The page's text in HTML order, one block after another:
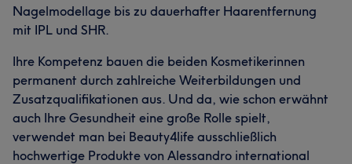
Nagelmodellage bis zu dauerhafter Haarentfernung
mit IPL und SHR.
Ihre Kompetenz bauen die beiden Kosmetikerinnen
permanent durch zahlreiche Weiterbildungen und
Zusatzqualifikationen aus. Und da, wie schon erwähnt
auch Ihre Gesundheit eine große Rolle spielt,
verwendet man bei Beauty4life ausschließlich
hochwertige Produkte von Alessandro international